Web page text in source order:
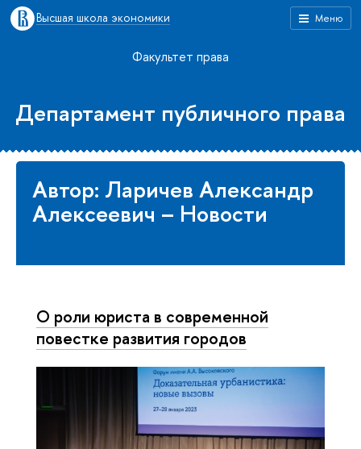
Меню
Высшая школа экономики
Факультет права
Департамент публичного права
Автор: Ларичев Александр
Алексеевич – Новости
О роли юриста в современной
повестке развития городов